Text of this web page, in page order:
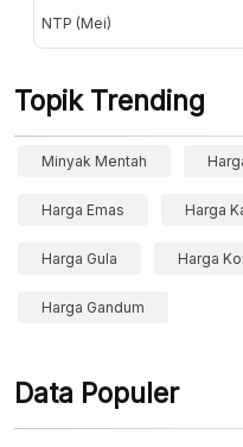
NTP (Mei)
Topik Trending
Minyak Mentah
Harga Emas Harga
Harga Gula Harga
Harga Gandum
Data Populer